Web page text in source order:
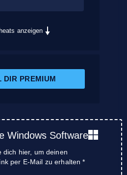
anzeigen
DIR PREMIUM
Windows Software
dich hier, um deinen
per E-Mail zu erhalten *